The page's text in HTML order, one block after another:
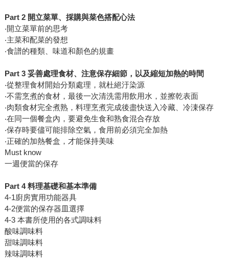
Part 2 開立菜單、採購與菜色搭配心法
‧開立菜單前的思考
‧主菜和配菜的發想
‧食譜的種類、味道和顏色的規畫
Part 3 妥善處理食材、注意保存細節，以及縮短加熱的時間
‧從整理食材開始分類處理，就杜絕汙染源
‧不需烹煮的食材，最後一次清洗需用飲用水，並擦乾表面
‧肉類食材完全煮熟，料理烹煮完成後盡快送入冷藏、冷涷保存
‧在同一個餐盒內，要避免生食和熟食混合存放
‧保存時要儘可能排除空氣，食用前必須完全加熱
‧正確的加熱餐盒，才能保持美味
Must know
一週便當的保存
Part 4 料理基礎和基本準備
4-1廚房實用功能器具
4-2便當的保存器皿選擇
4-3 本書所使用的各式調味料
酸味調味料
甜味調味料
辣味調味料